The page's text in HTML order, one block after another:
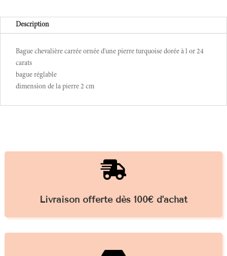
Description
Bague chevalière carrée ornée d'une pierre turquoise dorée à l or 24
carats
bague réglable
dimension de la pierre 2 cm

Livraison offerte dès 100€ d'achat